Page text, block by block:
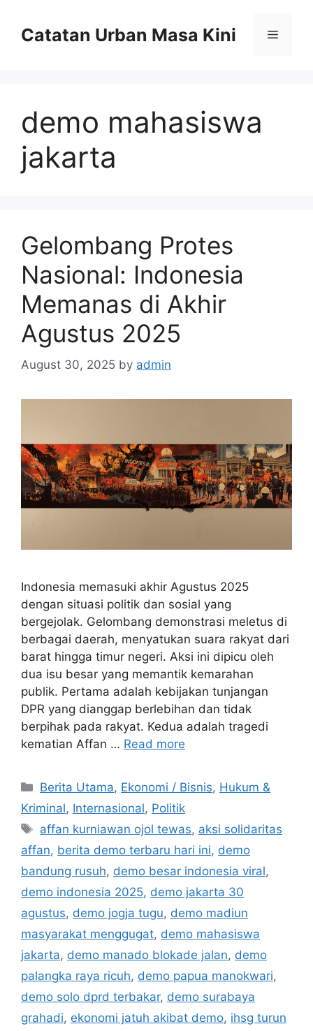
contentCatatan Urban Masa Kini Menu
demo mahasiswa
jakarta
Gelombang Protes
Nasional: Indonesia
Memanas di Akhir
Agustus 2025
August 30, 2025 by admin
Indonesia memasuki akhir Agustus 2025
dengan situasi politik dan sosial yang
bergejolak. Gelombang demonstrasi meletus di
berbagai daerah, menyatukan suara rakyat dari
barat hingga timur negeri. Aksi ini dipicu oleh
dua isu besar yang memantik kemarahan
publik. Pertama adalah kebijakan tunjangan
DPR yang dianggap berlebihan dan tidak
berpihak pada rakyat. Kedua adalah tragedi
kematian Affan … Read more
C
a
e
g
o
r
i
s
Berita Utama, Ekonomi / Bisnis, Hukum &
Kriminal, Internasional, Politik
T
a
s
affan kurniawan ojol tewas, aksi solidaritas
affan, berita demo terbaru hari ini, demo
bandung rusuh, demo besar indonesia viral,
demo indonesia 2025, demo jakarta 30
agustus, demo jogja tugu, demo madiun
masyarakat menggugat, demo mahasiswa
jakarta, demo manado blokade jalan, demo
palangka raya ricuh, demo papua manokwari,
demo solo dprd terbakar, demo surabaya
grahadi, ekonomi jatuh akibat demo, ihsg turun